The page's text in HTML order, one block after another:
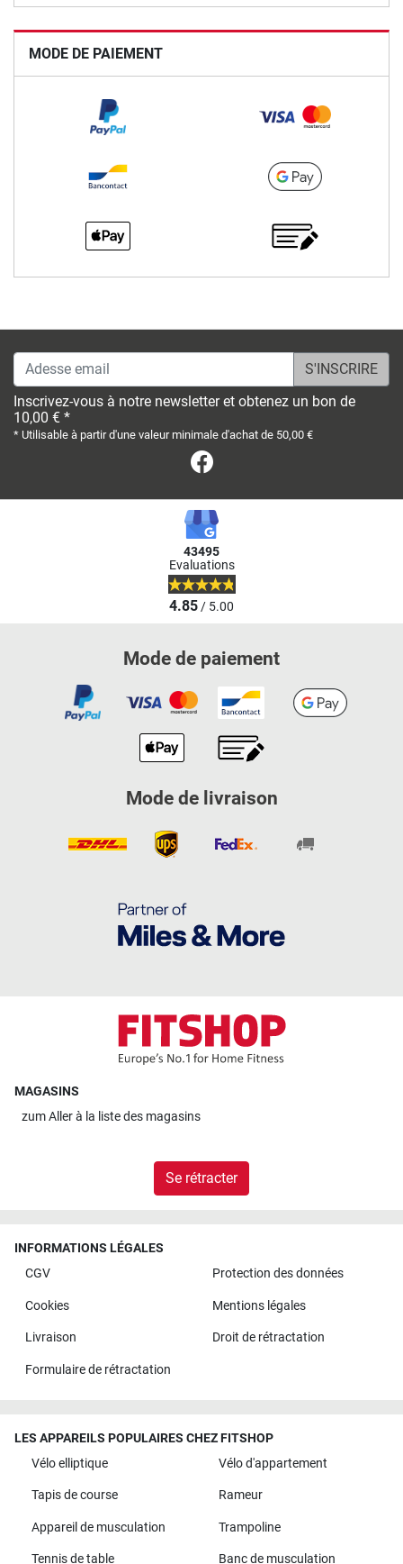
MODE DE PAIEMENT
Adesse email
Inscrivez-vous à notre newsletter et obtenez un bon de
10,00 € *
* Utilisable à partir d'une valeur minimale d'achat de 50,00 €
43495
Evaluations
4.85/ 5.00
Mode de paiement
Mode de livraison
MAGASINS
zumAller à la liste des magasins
Se rétracter
INFORMATIONS LÉGALES
CGV
Protection des données
Cookies Mentions légales
Livraison Droit de rétractation
Formulaire de rétractation
LES APPAREILS POPULAIRES CHEZ FITSHOP
Vélo elliptique
Vélo d'appartement
Tapis de course Rameur
Appareil de musculation Trampoline
Tennis de table Banc de musculation